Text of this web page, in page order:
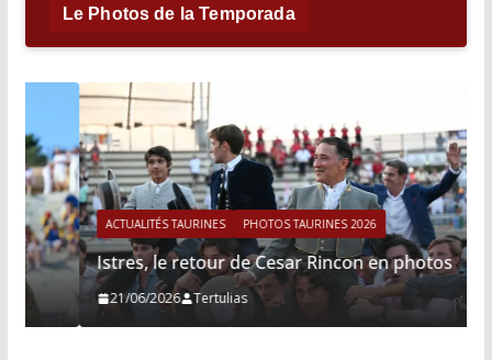
Le Photos de la Temporada
ACTUALITÉS TAURINES PHOTOS TAURINES 2026
Istres, le retour de Cesar Rincon en photos
21/06/2026 Tertulias